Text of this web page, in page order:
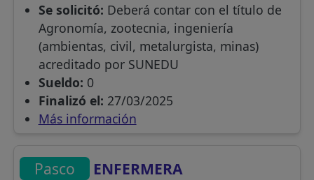
Se solicitó: Deberá contar con el título de
Agronomía, zootecnia, ingeniería
(ambientas, civil, metalurgista, minas)
acreditado por SUNEDU
Sueldo: 0
Finalizó el: 27/03/2025
Más información
Pasco ENFERMERA